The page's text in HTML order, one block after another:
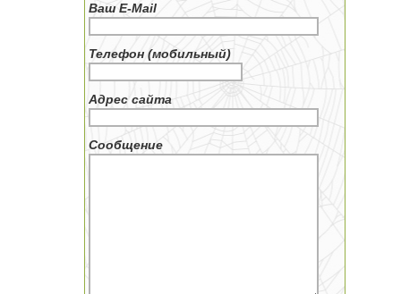
Ваш E-Mail
Телефон (мобильный)
Адрес сайта
Сообщение